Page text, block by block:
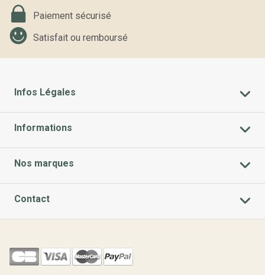
Paiement sécurisé
Satisfait ou remboursé
Infos Légales
Informations
Nos marques
Contact